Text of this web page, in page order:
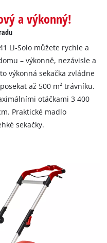
a výkonný!
Li-Solo můžete rychle a
– výkonně, nezávisle a
výkonná sekačka zvládne
až 500 m² trávníku.
otáčkami 3 400
Praktické madlo
sekačky.